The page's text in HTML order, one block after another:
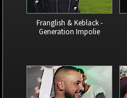
Franglish & Keblack -
Generation Impolie